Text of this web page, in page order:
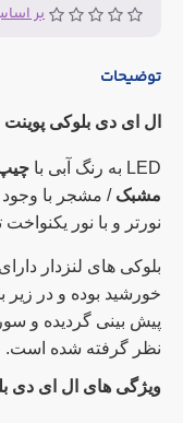
بر اساس
توضیحات
ال ای دی بلوکی
LED به رنگ آبی با چیپ
مشبک / مشجر با وجود
نورتر و با نور
بلوکی های لنزدار
خورشید بوده و در زیر
پیش بینی گردیده و
نظر گرفته شده است.
ویژگی های ال ای دی